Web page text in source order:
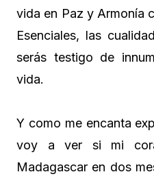
vida en Paz y Armonía
Esenciales, las
serás testigo de
vida.
Y como me encanta
voy a ver si mi
Madagascar en dos